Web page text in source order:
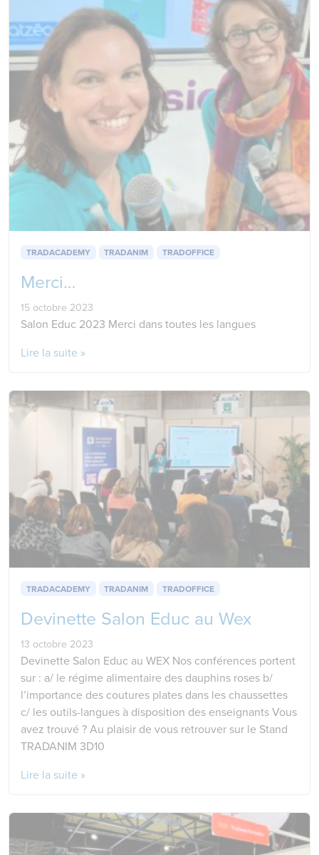
TRADACADEMY TRADANIM TRADOFFICE
Merci…
15 octobre 2023
Salon Educ 2023 Merci dans toutes les langues
Lire la suite »
TRADACADEMY TRADANIM TRADOFFICE
Devinette Salon Educ au Wex
13 octobre 2023
Devinette Salon Educ au WEX Nos conférences portent
sur : a/ le régime alimentaire des dauphins roses b/
l’importance des coutures plates dans les chaussettes
c/ les outils-langues à disposition des enseignants Vous
avez trouvé ? Au plaisir de vous retrouver sur le Stand
TRADANIM 3D10
Lire la suite »